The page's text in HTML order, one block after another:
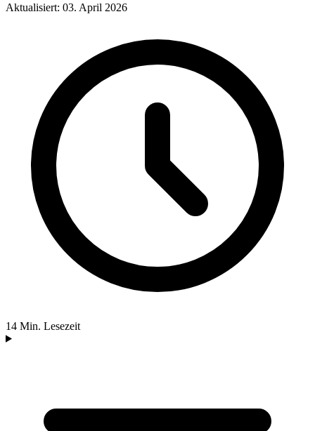
Aktualisiert: 03. April 2026
14 Min. Lesezeit